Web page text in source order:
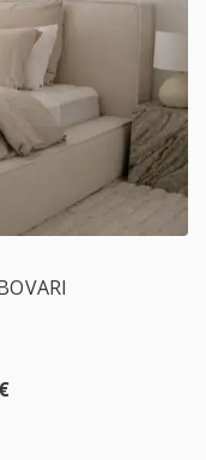
€